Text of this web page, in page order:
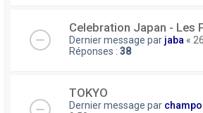
Celebration Japan - Les
Dernier message par jaba «
Réponses : 38
TOKYO
Dernier message par